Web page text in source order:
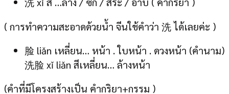
( การทำความสะอาดด้วยน้ำ จีนใช้คำว่า 洗 ได้เลยค่ะ )
脸 liǎn เหลี่ยน… หน้า . ใบหน้า . ดวงหน้า (คำนาม)
洗脸 xǐ liǎn สีเหลี่ยน… ล้างหน้า
(คำที่มีโครงสร้างเป็น คำกริยา+กรรม )